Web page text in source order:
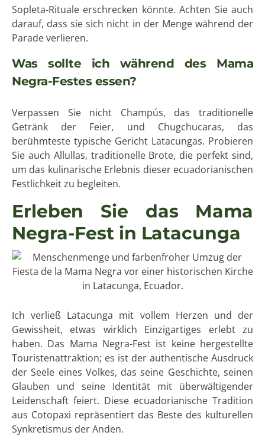
Sopleta-Rituale erschrecken könnte. Achten Sie auch
darauf, dass sie sich nicht in der Menge während der
Parade verlieren.
Was sollte ich während des Mama
Negra-Festes essen?
Verpassen Sie nicht Champús, das traditionelle
Getränk der Feier, und Chugchucaras, das
berühmteste typische Gericht Latacungas. Probieren
Sie auch Allullas, traditionelle Brote, die perfekt sind,
um das kulinarische Erlebnis dieser ecuadorianischen
Festlichkeit zu begleiten.
Erleben Sie das Mama
Negra-Fest in Latacunga
Ich verließ Latacunga mit vollem Herzen und der
Gewissheit, etwas wirklich Einzigartiges erlebt zu
haben. Das Mama Negra-Fest ist keine hergestellte
Touristenattraktion; es ist der authentische Ausdruck
der Seele eines Volkes, das seine Geschichte, seinen
Glauben und seine Identität mit überwältigender
Leidenschaft feiert. Diese ecuadorianische Tradition
aus Cotopaxi repräsentiert das Beste des kulturellen
Synkretismus der Anden.